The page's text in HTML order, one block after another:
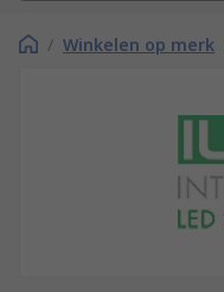
/ Winkelen op merk